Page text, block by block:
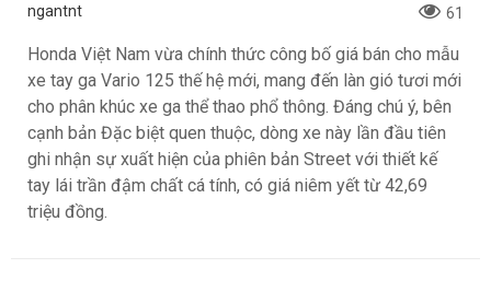
ngantnt 61
Honda Việt Nam vừa chính thức công bố giá bán cho mẫu
xe tay ga Vario 125 thế hệ mới, mang đến làn gió tươi mới
cho phân khúc xe ga thể thao phổ thông. Đáng chú ý, bên
cạnh bản Đặc biệt quen thuộc, dòng xe này lần đầu tiên
ghi nhận sự xuất hiện của phiên bản Street với thiết kế
tay lái trần đậm chất cá tính, có giá niêm yết từ 42,69
triệu đồng.